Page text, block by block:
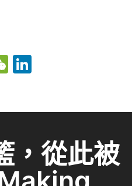
W
h
at
e
dI
n
，從此被